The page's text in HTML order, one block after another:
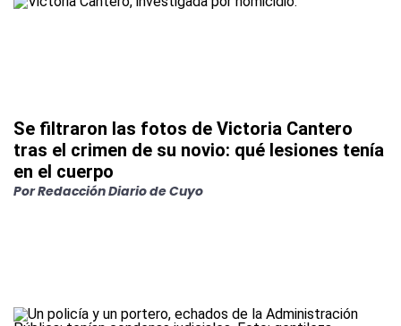
Se filtraron las fotos de Victoria Cantero
tras el crimen de su novio: qué lesiones tenía
en el cuerpo
PorRedacción Diario de Cuyo